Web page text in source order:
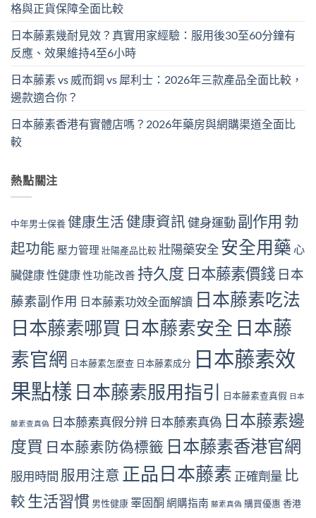
格與正貨保障全面比較
日本藤素幾耐見效？真實用家經驗：服用後30至60分鐘有
反應、效果維持4至6小時
日本藤素 vs 威而鋼 vs 犀利士：2026年三款產品全面比較，
邊款適合你？
日本藤素香港有實體店嗎？2026年藥房與網購渠道全面比
較
熱點關注
中年男士保養健康生活健康資訊健身運動副作用 勃
起功能 壓力管理 壯陽產品比較壯陽藥安全安全用藥 心
臟健康性健康性功能改善 持久度 日本藤素價錢 日本
藤素副作用 日本藤素功效全面解讀 日本藤素吃法
日本藤素哪買 日本藤素安全 日本藤
素官網 日本藤素怎麼查 日本藤素成分 日本藤素效
果點樣 日本藤素服用指引 日本藤素查真假 日本
藤素查真偽 日本藤素真假分辨 日本藤素真偽 日本藤素邊
度買 日本藤素防偽標籤 日本藤素香港官網
服用時間 服用注意 正品日本藤素 正確劑量 比
較 生活習慣 男性健康睪固酮 網購指南 藤素真偽 購買優惠 香港